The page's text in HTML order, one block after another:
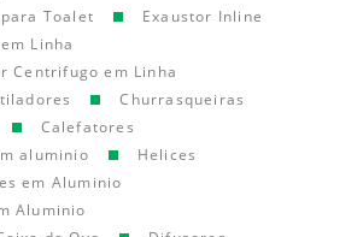
Toalet
Exaustor Inline
Linha
Centrifugo em Linha
Churrasqueiras
Calefatores
aluminio
Helices
em Aluminio
Aluminio